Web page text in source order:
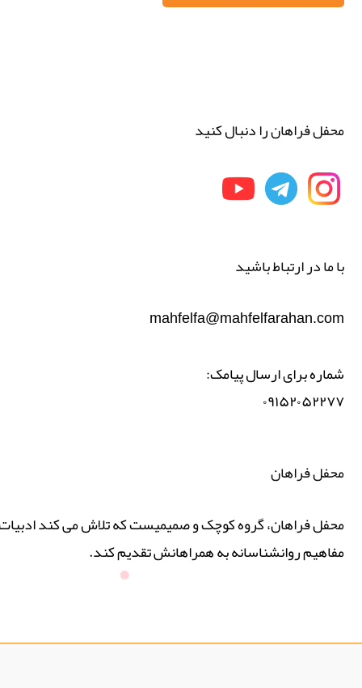
محفل فراهان را دنبال کنید
با ما در ارتباط باشید
mahfelfa@mahfelfarahan.com
شماره برای ارسال پیامک:
۰۹۱۵۲۰۵۲۲۷۷
محفل فراهان
محفل فراهان، گروه کوچک و صمیمیست که تلاش می کند ادبیات
مفاهیم روانشناسانه به همراهانش تقدیم کند.